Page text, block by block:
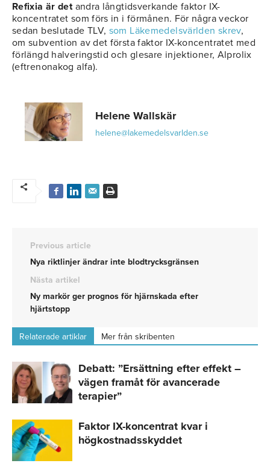
Refixia är detandra långtidsverkande faktor IX-
koncentratet som förs in i förmånen. För några veckor
sedan beslutade TLV, som Läkemedelsvärlden skrev,
om subvention av det första faktor IX-koncentratet med
förlängd halveringstid och glesare injektioner, Alprolix
(eftrenonakog alfa).
Helene Wallskär
helene@lakemedelsvarlden.se
Previous article
Nya riktlinjer ändrar inte blodtrycksgränsen
Nästa artikel
Ny markör ger prognos för hjärnskada efter
hjärtstopp
Relaterade artiklar Mer från skribenten
Debatt: ”Ersättning efter effekt –
vägen framåt för avancerade
terapier”
Faktor IX-koncentrat kvar i
högkostnadsskyddet